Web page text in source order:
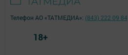
Телефон АО «ТАТМЕДИА»: (843) 222 09 84
18+